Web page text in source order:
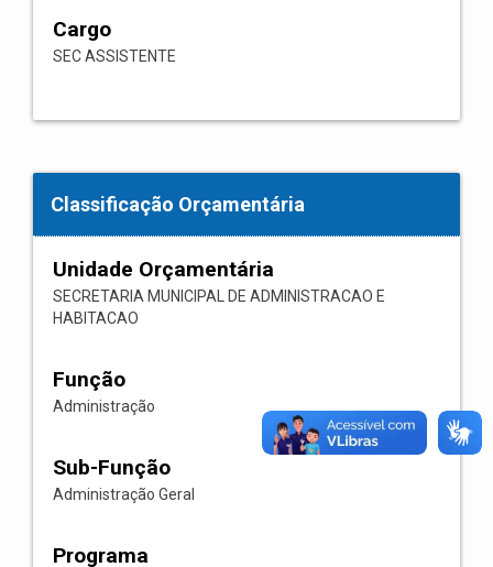
Cargo
SEC ASSISTENTE
Classificação Orçamentária
Unidade Orçamentária
SECRETARIA MUNICIPAL DE ADMINISTRACAO E
HABITACAO
Função
Administração
Sub-Função
Administração Geral
Programa